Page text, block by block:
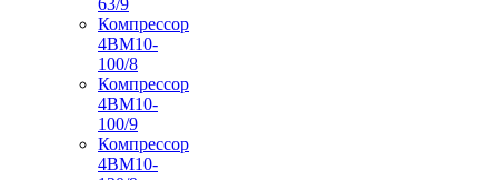
Компрессор
4ВМ10-
100/8
Компрессор
4ВМ10-
100/9
Компрессор
4ВМ10-